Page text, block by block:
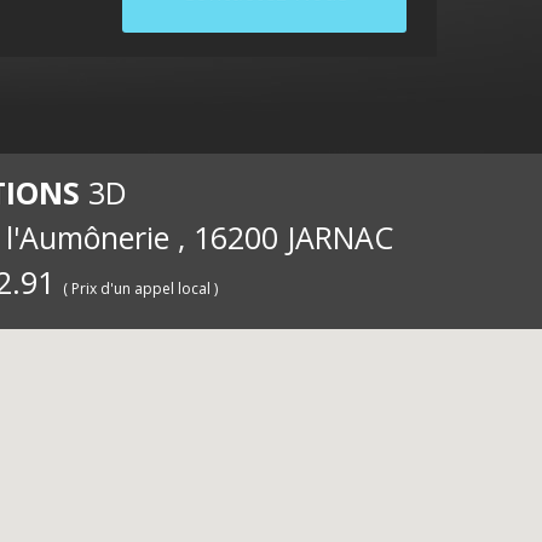
3D
, 16200 JARNAC
( Prix d'un appel local )